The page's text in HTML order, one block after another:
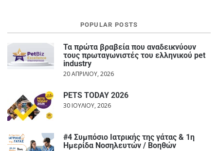
POPULAR POSTS
Τα πρώτα βραβεία που αναδεικνύουν
τους πρωταγωνιστές του ελληνικού pet
industry
20 ΑΠΡΙΛΊΟΥ, 2026
PETS TODAY 2026
30 ΙΟΥΛΊΟΥ, 2026
#4 Συμπόσιο Ιατρικής της γάτας & 1η
Ημερίδα Νοσηλευτών / Βοηθών